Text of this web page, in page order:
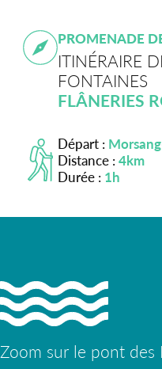
PROMENADE
ITINÉRAIRE
FONTAINES
FLÂNERIES
Départ :
Distance :4km
Durée : 1h
Zoom sur le pont des